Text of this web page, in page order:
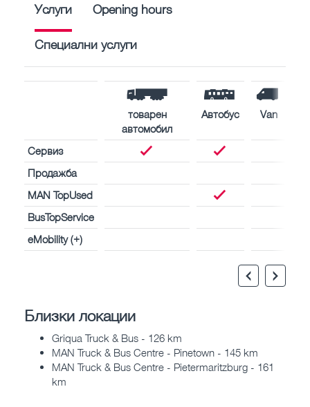
Услуги Opening hours
Специални услуги
товарен
автомобил
Автобус Van
Сервиз
Продажба
MAN TopUsed
BusTopService
eMobility (+)
Близки локации
Griqua Truck & Bus - 126 km
MAN Truck & Bus Centre - Pinetown - 145 km
MAN Truck & Bus Centre - Pietermaritzburg - 161
km